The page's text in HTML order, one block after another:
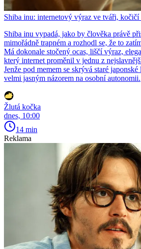
Shiba inu: internetový výraz ve tváři, kočičí
Shiba inu vypadá, jako by člověka právě
mimořádně trapném a rozhodl se, že to
Má dokonale stočený ocas, liščí výraz,
který internet proměnil v jednu z
Jenže pod memem se skrývá staré
velmi jasným názorem na osobní autonomii.
Žlutá kočka
dnes, 10:00
14 min
Reklama